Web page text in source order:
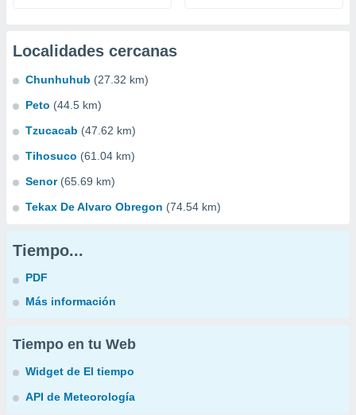
Localidades cercanas
Chunhuhub (27.32 km)
Peto (44.5 km)
Tzucacab (47.62 km)
Tihosuco (61.04 km)
Senor (65.69 km)
Tekax De Alvaro Obregon (74.54 km)
Tiempo...
PDF
Más información
Tiempo en tu Web
Widget de El tiempo
API de Meteorología